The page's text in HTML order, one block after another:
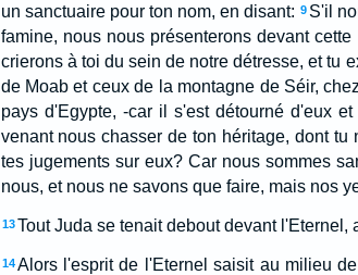
un sanctuaire pour ton nom, en disant: 9 S'il
famine, nous nous présenterons devant
crierons à toi du sein de notre détresse, et tu
de Moab et ceux de la montagne de Séir,
pays d'Egypte, -car il s'est détourné d'eux
venant nous chasser de ton héritage, dont tu
tes jugements sur eux? Car nous sommes
nous, et nous ne savons que faire, mais nos
13 Tout Juda se tenait debout devant
14 Alors l'esprit de l'Eternel saisit au milieu